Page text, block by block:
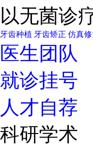
以无菌诊
牙齿种植 牙齿矫正 仿真修
医生团队
就诊挂号
人才自荐
科研学术